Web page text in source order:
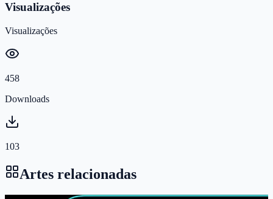
Visualizações
Visualizações
458
Downloads
103
Artes relacionadas